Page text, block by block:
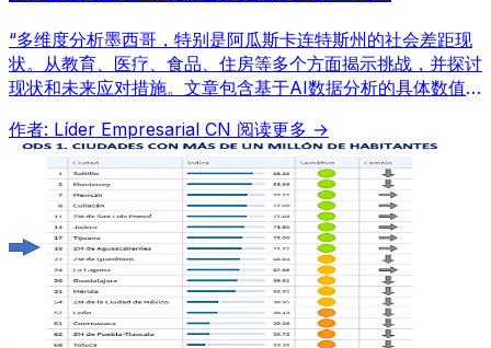
“多维度分析墨西哥，特别是阿瓜斯卡连特斯州的社会差距现
状。从教育、医疗、食品、住房等多个方面揭示挑战，并探讨
现状和未来应对措施。文章包含基于AI数据分析的具体数值
作者: Líder Empresarial CN 阅读更多 →